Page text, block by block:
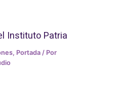
Instituto Patria
, Portada / Por